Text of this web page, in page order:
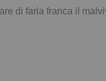
di farla franca il